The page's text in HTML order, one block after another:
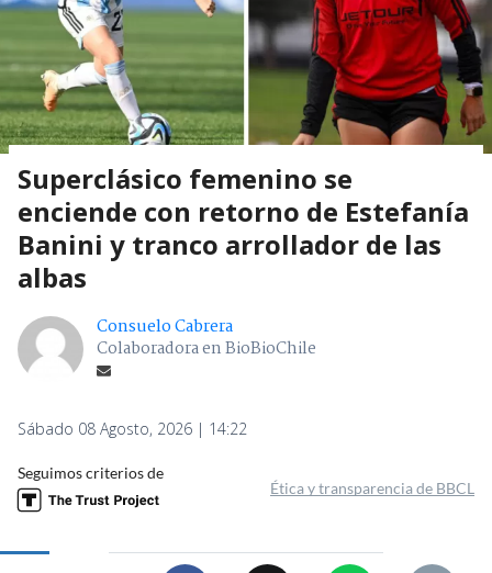
Superclásico femenino se
enciende con retorno de Estefanía
Banini y tranco arrollador de las
albas
Consuelo Cabrera
Colaboradora en BioBioChile
Sábado 08 Agosto, 2026 | 14:22
Seguimos criterios de
Ética y transparencia de BBCL